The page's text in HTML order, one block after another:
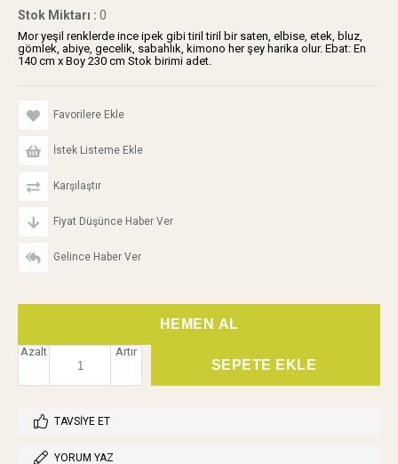
Stok Miktarı : 0
Mor yeşil renklerde ince ipek gibi tiril tiril bir saten, elbise, etek, bluz,
gömlek, abiye, gecelik, sabahlık, kimono her şey harika olur. Ebat: En
140 cm x Boy 230 cm Stok birimi adet.
Favorilere Ekle
İstek Listeme Ekle
Karşılaştır
Fiyat Düşünce Haber Ver
Gelince Haber Ver
Artır
Azalt
TAVSIYE ET
YORUM YAZ